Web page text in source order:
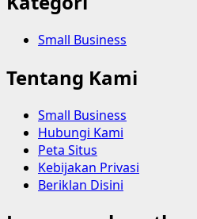
Small Business
Tentang Kami
Small Business
Hubungi Kami
Peta Situs
Kebijakan Privasi
Beriklan Disini